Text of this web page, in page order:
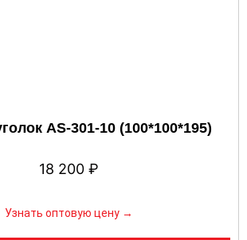
AS-301-10 (100*100*195)
18 200 ₽
Узнать оптовую цену →